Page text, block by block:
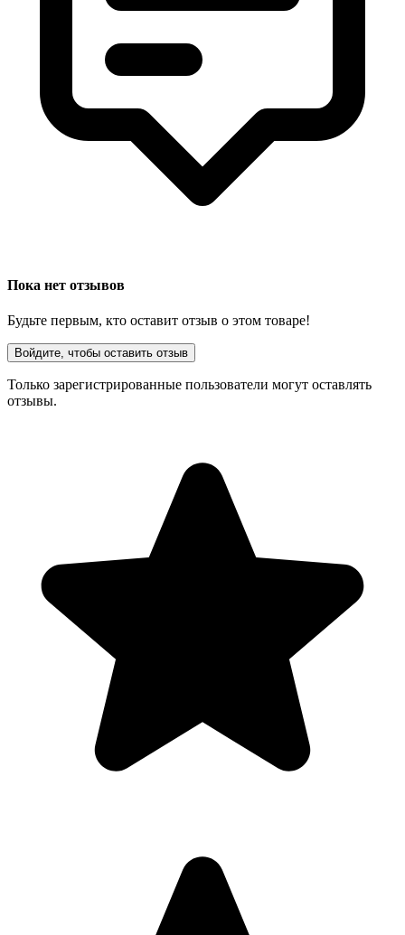
Пока нет отзывов
Будьте первым, кто оставит отзыв о этом товаре!
Войдите, чтобы оставить отзыв
Только зарегистрированные пользователи могут оставлять
отзывы.